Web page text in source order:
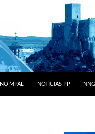
MPAL NOTICIAS PP